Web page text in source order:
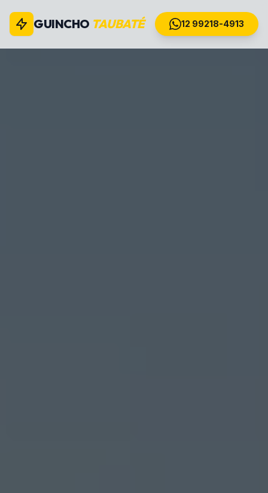
GUINCHO TAUBATÉ 12 99218-4913